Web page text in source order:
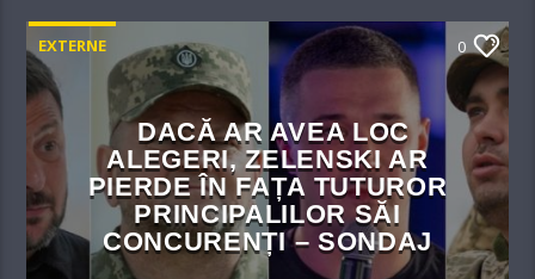
EXTERNE 0
DACĂ AR AVEA LOC
ALEGERI, ZELENSKI AR
PIERDE ÎN FAȚA TUTUROR
PRINCIPALILOR SĂI
CONCURENȚI – SONDAJ